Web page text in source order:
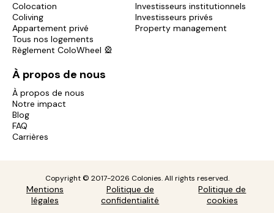
Colocation
Coliving
Appartement privé
Tous nos logements
Règlement ColoWheel 🎡
Investisseurs institutionnels
Investisseurs privés
Property management
À propos de nous
À propos de nous
Notre impact
Blog
FAQ
Carrières
Copyright © 2017-2026 Colonies. All rights reserved.
Mentions
légales
Politique de
confidentialité
Politique de
cookies